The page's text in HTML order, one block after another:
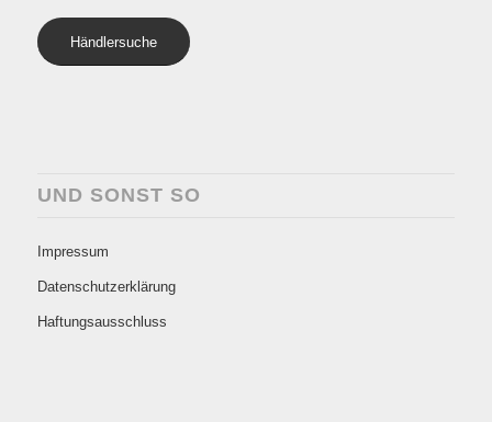
Händlersuche
UND SONST SO
Impressum
Datenschutzerklärung
Haftungsausschluss